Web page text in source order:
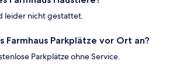
leider nicht gestattet.
Farmhaus Parkplätze vor Ort an?
Parkplätze ohne Service.